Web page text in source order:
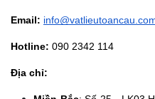
Email:
Hotline: 090 2342 114
Địa chỉ: